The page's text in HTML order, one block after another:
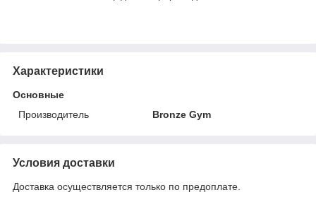
Характеристики
Основные
Производитель
Bronze Gym
Условия доставки
Доставка осуществляется только по предоплате.